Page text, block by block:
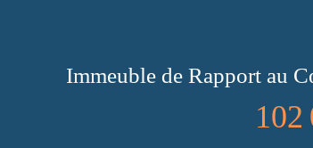
Immeuble de Rapport au
102